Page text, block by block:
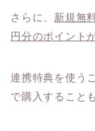
さらに、 新規無
円分のポイント
連携特典を使う
で購入すること